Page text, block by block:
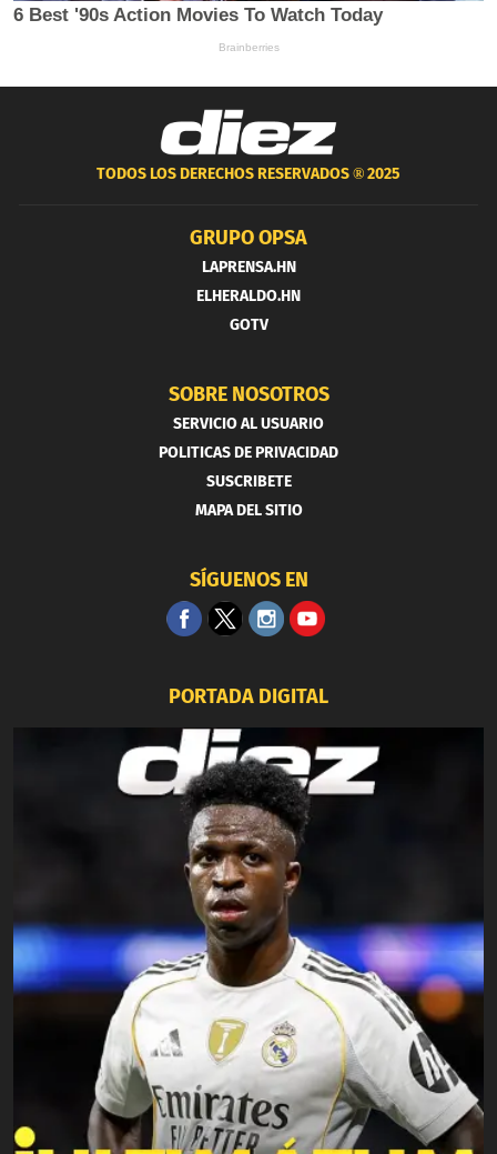
TODOS LOS DERECHOS RESERVADOS ®2025
GRUPO OPSA
LAPRENSA.HN
ELHERALDO.HN
GOTV
SOBRE NOSOTROS
SERVICIO AL USUARIO
POLITICAS DE PRIVACIDAD
SUSCRIBETE
MAPA DEL SITIO
SÍGUENOS EN
PORTADA DIGITAL